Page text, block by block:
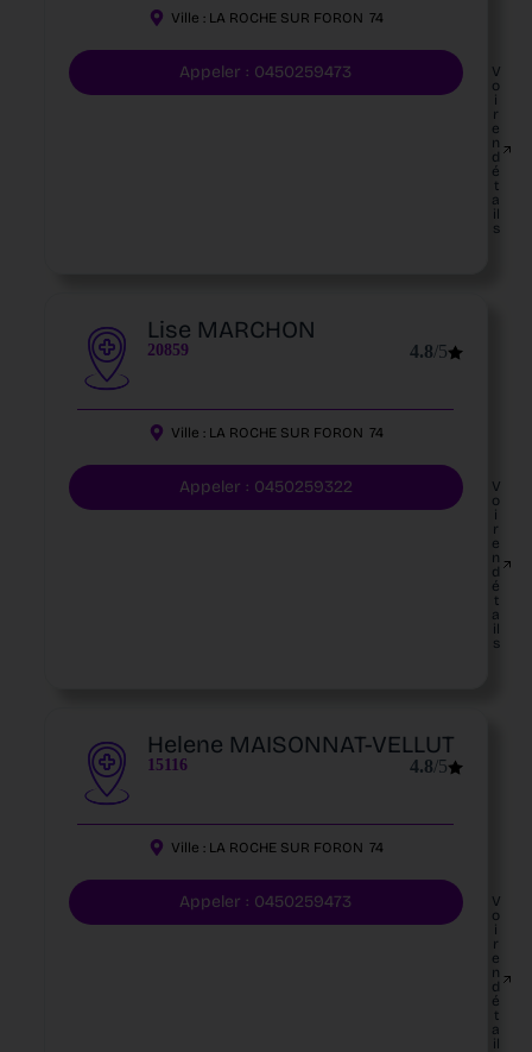
Ville : LA ROCHE SUR FORON 74
Appeler : 0450259473
V
o
i
r
e
n
d
é
t
a
il
s
Lise MARCHON
20859 4.8/5
Ville : LA ROCHE SUR FORON 74
Appeler : 0450259322
V
o
i
r
e
n
d
é
t
a
il
s
Helene MAISONNAT-VELLUT
15116 4.8/5
Ville : LA ROCHE SUR FORON 74
Appeler : 0450259473
V
o
i
r
e
n
d
é
t
a
il